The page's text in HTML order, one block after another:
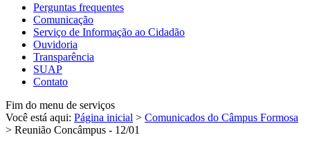
Perguntas frequentes
Comunicação
Serviço de Informação ao Cidadão
Ouvidoria
Transparência
SUAP
Contato
Fim do menu de serviços
Você está aqui: Página inicial > Comunicados do Câmpus Formosa
> Reunião Concâmpus - 12/01